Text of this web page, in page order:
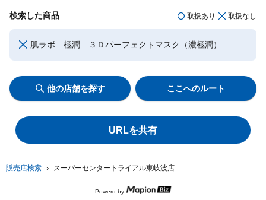
販売店検索 スーパーセンタートライアル東岐波店
検索した商品 取扱あり 取扱なし
肌ラボ 極潤 ３Ｄパーフェクトマスク（濃極潤）
他の店舗を探す ここへのルート
URLを共有
Powerd by